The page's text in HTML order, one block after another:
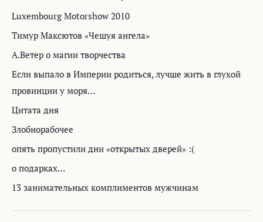
Luxembourg Motorshow 2010
Тимур Максютов «Чешуя ангела»
А.Ветер о магии творчества
Если выпало в Империи родиться, лучше жить в глухой
провинции у моря…
Цитата дня
Злобнорабочее
опять пропустили дни «открытых дверей» :(
о подарках…
13 занимательных комплиментов мужчинам